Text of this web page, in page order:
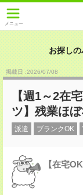
メニュー
お探しの
掲載日 :2026/07/08
【週1～2在
ツ】残業ほ
派遣 ブランクOK
【在宅